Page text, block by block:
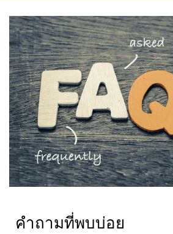
คำถามที่พบบ่อย